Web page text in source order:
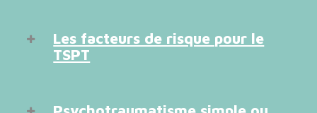
symptômes qui doivent persister au moins
un mois et occasionner une gêne :
lorsqu’on évite de passer par telle rue,
Les facteurs de risque pour le
TSPT
nécessairement un TSPT après un